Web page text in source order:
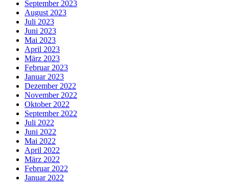
September 2023
August 2023
Juli 2023
Juni 2023
Mai 2023
April 2023
März 2023
Februar 2023
Januar 2023
Dezember 2022
November 2022
Oktober 2022
September 2022
Juli 2022
Juni 2022
Mai 2022
April 2022
März 2022
Februar 2022
Januar 2022